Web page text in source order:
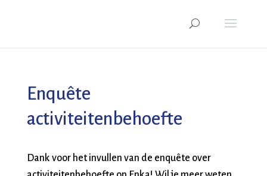
Enquête
activiteitenbehoefte
Dank voor het invullen van de enquête over